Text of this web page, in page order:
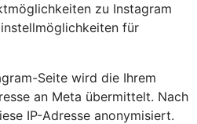
zu Instagram
für
Seite wird die Ihrem
an Meta übermittelt. Nach
IP-Adresse anonymisiert.